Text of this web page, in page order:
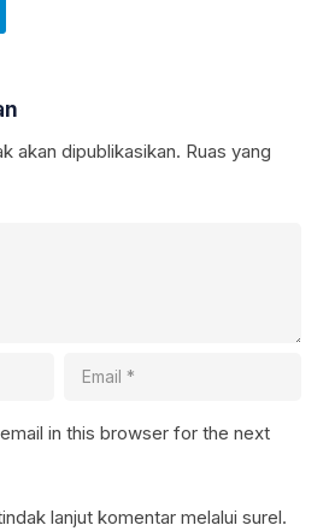
akan dipublikasikan. Ruas yang
in this browser for the next
lanjut komentar melalui surel.